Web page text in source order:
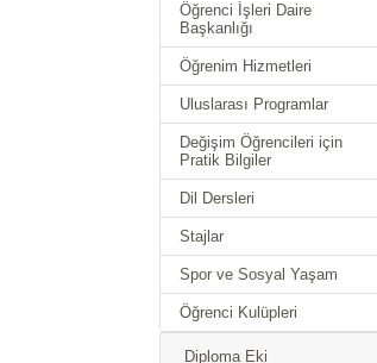
Öğrenci İşleri Daire
Başkanlığı
Öğrenim Hizmetleri
Uluslarası Programlar
Değişim Öğrencileri için
Pratik Bilgiler
Dil Dersleri
Stajlar
Spor ve Sosyal Yaşam
Öğrenci Kulüpleri
Diploma Eki